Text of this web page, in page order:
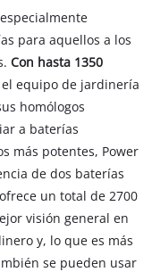
para aquellos a los
Con hasta 1350
equipo de jardinería
homólogos
a baterías
más potentes, Power
de dos baterías
un total de 2700
visión general en
y, lo que es más
se pueden usar